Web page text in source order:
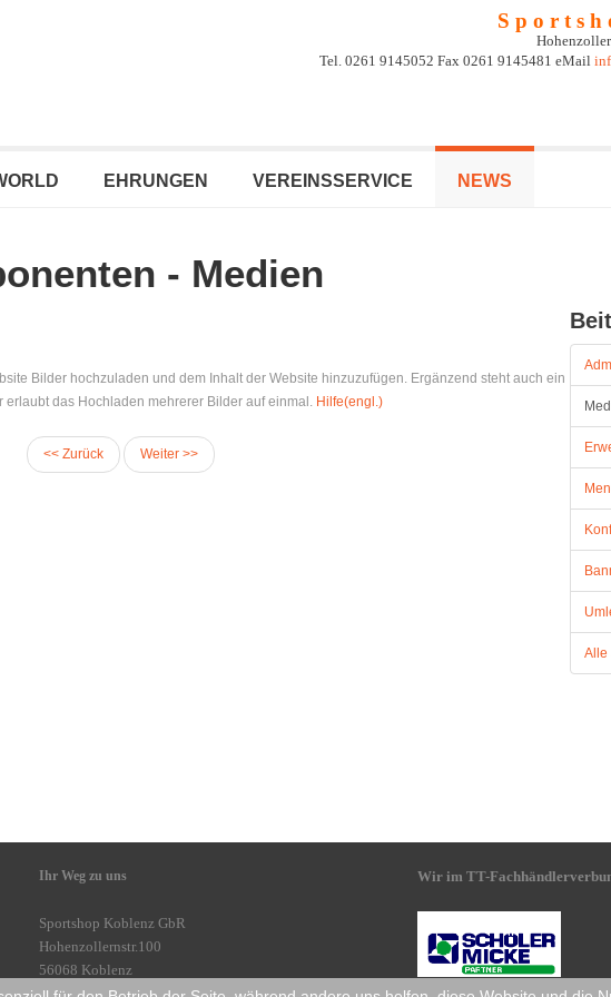
S p o r t s
Tel. 0261 9145052 Fax 0261 9145481 eMail
EHRUNGEN VEREINSSERVICE NEWS
- Medien
Alle
Bilder hochzuladen und dem Inhalt der Website hinzuzufügen. Ergänzend steht auch ein
erlaubt das Hochladen mehrerer Bilder auf einmal. Hilfe(engl.)
<< Zurück Weiter >>
Ihr Weg zu uns
Sportshop Koblenz GbR
Hohenzollernstr.100
56068 Koblenz
Wir im TT-